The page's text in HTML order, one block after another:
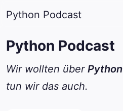
Python Podcast
Python Podcast
Wir wollten über Python
tun wir das auch.